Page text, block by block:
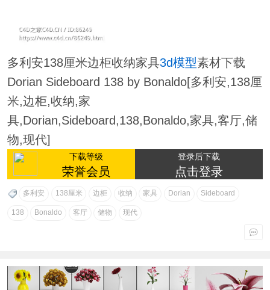
多利安138厘米边柜收纳家具3d模型素材下载
Dorian Sideboard 138 by Bonaldo[多利安,138厘
米,边柜,收纳,家
具,Dorian,Sideboard,138,Bonaldo,家具,客厅,储
物,现代]
下载等级
荣誉会员
登录后下载
点击登录
多利安 138厘米 边柜 收纳 家具 Dorian Sideboard
138 Bonaldo 客厅 储物 现代